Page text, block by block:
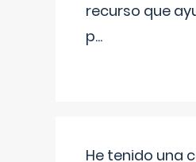
recurso que
p...
He tenido una